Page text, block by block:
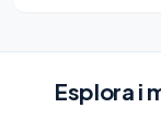
Esplora i